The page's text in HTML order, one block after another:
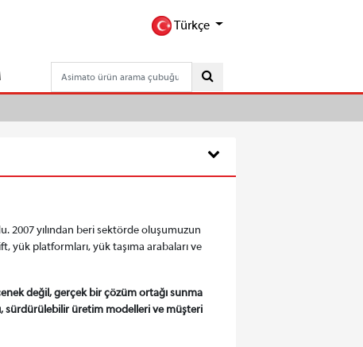
Türkçe
2007 yılından beri sektörde oluşumuzun
yük platformları, yük taşıma arabaları ve
değil, gerçek bir çözüm ortağı sunma
sürdürülebilir üretim modelleri ve müşteri